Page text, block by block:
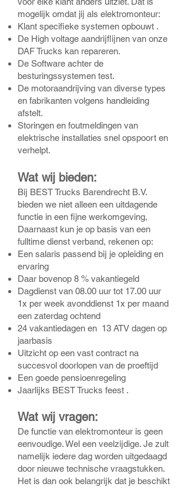
mogelijk omdat jij als elektromonteur:
Klant specifieke systemen opbouwt .
De High voltage aandrijflijnen van onze
DAF Trucks kan repareren.
De Software achter de
besturingssystemen test.
De motoraandrijving van diverse types
en fabrikanten volgens handleiding
afstelt.
Storingen en foutmeldingen van
elektrische installaties snel opspoort en
verhelpt.
Wat wij bieden:
Bij BEST Trucks Barendrecht B.V.
bieden we niet alleen een uitdagende
functie in een fijne werkomgeving,
Daarnaast kun je op basis van een
fulltime dienst verband, rekenen op:
Een salaris passend bij je opleiding en
ervaring
Daar bovenop 8 % vakantiegeld
Dagdienst van 08.00 uur tot 17.00 uur
1x per week avonddienst 1x per maand
een zaterdag ochtend
24 vakantiedagen en 13 ATV dagen op
jaarbasis
Uitzicht op een vast contract na
succesvol doorlopen van de proeftijd
Een goede pensioenregeling
Jaarlijks BEST Trucks feest .
Wat wij vragen:
De functie van elektromonteur is geen
eenvoudige. Wel een veelzijdige. Je zult
namelijk iedere dag worden uitgedaagd
door nieuwe technische vraagstukken.
Het is dan ook belangrijk dat je beschikt